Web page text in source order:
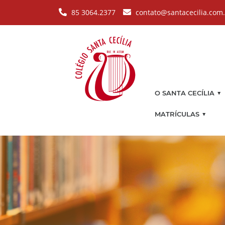
85 3064.2377
O SANTA CECÍLIA ▼
MATRÍCULAS ▼